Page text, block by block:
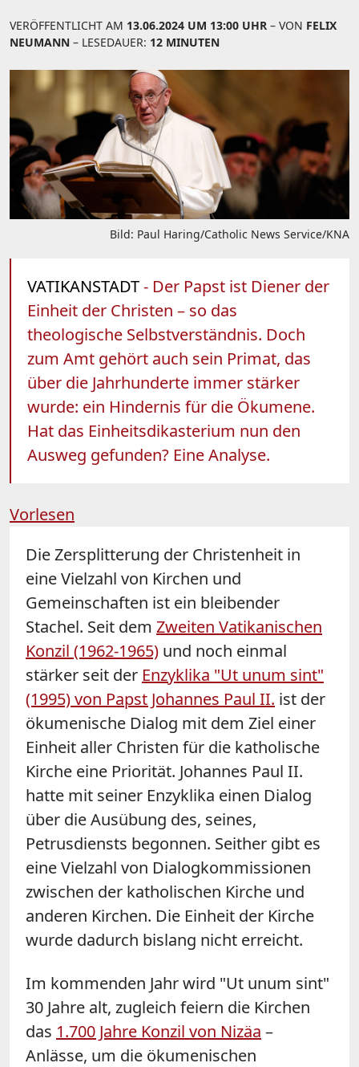
VERÖFFENTLICHT AM 13.06.2024 UM 13:00 UHR – VON FELIX
NEUMANN – LESEDAUER: 12 MINUTEN
Bild: Paul Haring/Catholic News Service/KNA
VATIKANSTADT- Der Papst ist Diener der
Einheit der Christen – so das
theologische Selbstverständnis. Doch
zum Amt gehört auch sein Primat, das
über die Jahrhunderte immer stärker
wurde: ein Hindernis für die Ökumene.
Hat das Einheitsdikasterium nun den
Ausweg gefunden? Eine Analyse.
Vorlesen
Die Zersplitterung der Christenheit in
eine Vielzahl von Kirchen und
Gemeinschaften ist ein bleibender
Stachel. Seit dem Zweiten Vatikanischen
Konzil (1962-1965) und noch einmal
stärker seit der Enzyklika "Ut unum sint"
(1995) von Papst Johannes Paul II. ist der
ökumenische Dialog mit dem Ziel einer
Einheit aller Christen für die katholische
Kirche eine Priorität. Johannes Paul II.
hatte mit seiner Enzyklika einen Dialog
über die Ausübung des, seines,
Petrusdiensts begonnen. Seither gibt es
eine Vielzahl von Dialogkommissionen
zwischen der katholischen Kirche und
anderen Kirchen. Die Einheit der Kirche
wurde dadurch bislang nicht erreicht.
Im kommenden Jahr wird "Ut unum sint"
30 Jahre alt, zugleich feiern die Kirchen
das 1.700 Jahre Konzil von Nizäa –
Anlässe, um die ökumenischen